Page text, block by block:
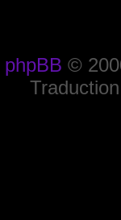
phpBB ©